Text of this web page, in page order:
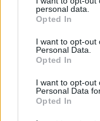
personal data.
Opted In
I want to opt-out
Personal Data.
Opted In
I want to opt-out
Personal Data
Opted In
buvo 260,9/100
mirė Neringos,
Pakruojo r.
Šilalės r., Molėtų r.,
savivaldybėse.